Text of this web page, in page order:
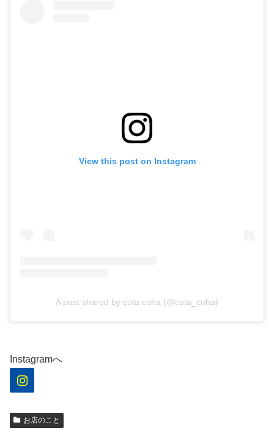
View this post on Instagram
A post shared by cota coha (@cota_coha)
Instagramへ
お店のこと